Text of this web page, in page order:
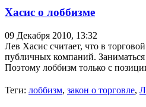
Хасис о лоббизме
09 Декабря 2010, 13:32
Лев Хасис считает, что в
публичных компаний.
Поэтому лоббизм только с
Теги: лоббизм, закон о торговле,